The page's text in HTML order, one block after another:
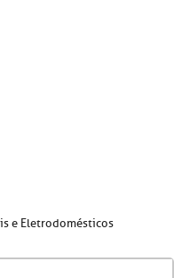
e Eletrodomésticos